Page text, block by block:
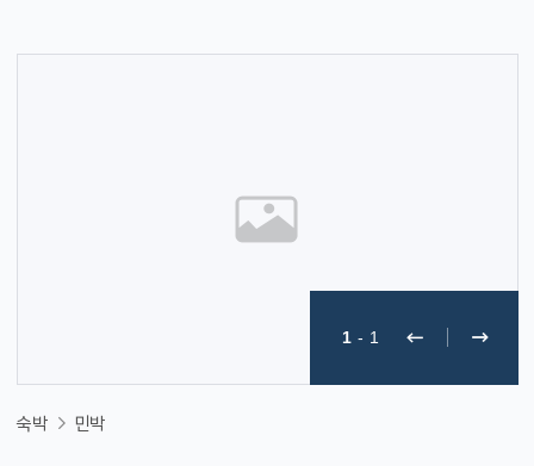
1 - 1
숙박 민박